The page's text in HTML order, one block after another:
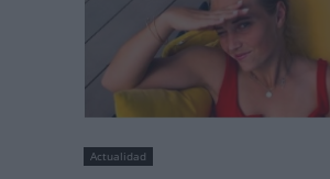
Actualidad